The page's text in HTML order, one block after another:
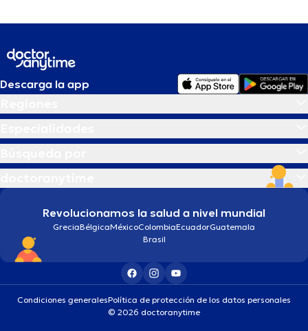
Descarga la app
Revolucionamos la salud a nivel mundial
GreciaBélgicaMéxicoColombiaEcuadorGuatemala
Brasil
Condiciones generalesPolítica de protección de los datos personales
© 2026 doctoranytime